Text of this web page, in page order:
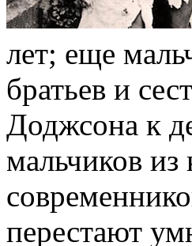
лет; еще
братьев и
Доджсона к
мальчиков из
перестают